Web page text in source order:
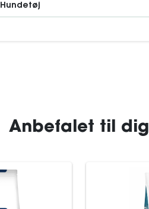
Hundetøj
Anbefalet til dig